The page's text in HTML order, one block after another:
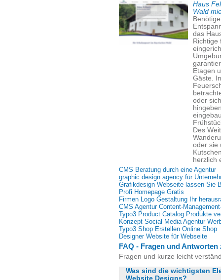
Haus
Wald
das
Richtige
Etagen
Gäste.
oder
Des
oder sie
herzlich
CMS Beratung durch eine Agentur
graphic design agency für
Grafikdesign Webseite lassen Sie
Profi Homepage Gratis
Firmen Logo Gestaltung Ihr
CMS Agentur Content-
Typo3 Product Catalog Produkte
Konzept Social Media Agentur
Typo3 Shop Erstellen Online Shop
Designer Website für Webseite
FAQ - Fragen und
Fragen und kurze leicht
Was sind die wichtigsten
Website Designs?